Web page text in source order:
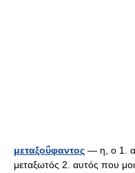
μεταξοΰφαντος — η, ο 1.
μεταξωτός 2. αυτός που